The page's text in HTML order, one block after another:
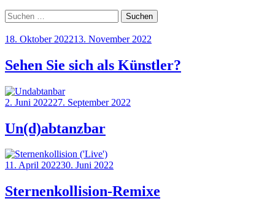
Suchen
nach:
18. Oktober 202213. November 2022
Sehen Sie sich als Künstler?
2. Juni 202227. September 2022
Un(d)abtanzbar
11. April 202230. Juni 2022
Sternenkollision-Remixe